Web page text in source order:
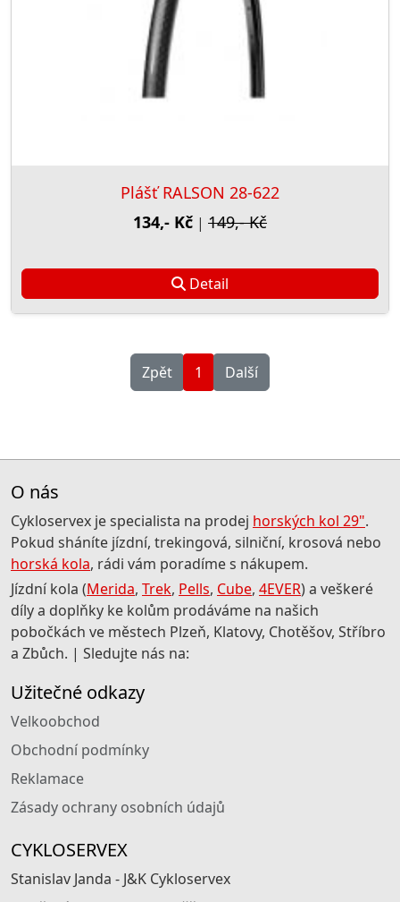
Plášť RALSON 28-622
134,- Kč | 149,- Kč
Detail
Zpět 1 Další
O nás
Cykloservex je specialista na prodej horských kol 29".
Pokud sháníte jízdní, trekingová, silniční, krosová nebo
horská kola, rádi vám poradíme s nákupem.
Jízdní kola (Merida, Trek, Pells, Cube, 4EVER) a veškeré
díly a doplňky ke kolům prodáváme na našich
pobočkách ve městech Plzeň, Klatovy, Chotěšov, Stříbro
a Zbůch. | Sledujte nás na:
Užitečné odkazy
Velkoobchod
Obchodní podmínky
Reklamace
Zásady ochrany osobních údajů
CYKLOSERVEX
Stanislav Janda - J&K Cykloservex